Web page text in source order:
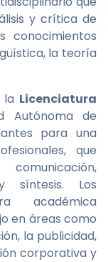
y crítica de
conocimientos
la teoría
la Licenciatura
Autónoma de
para una
que
síntesis. Los
académica
en áreas como
la publicidad,
corporativa y